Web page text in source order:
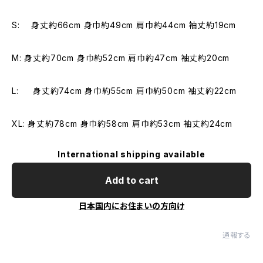
S: 身丈約66cm 身巾約49cm 肩巾約44cm 袖丈約19cm
M: 身丈約70cm 身巾約52cm 肩巾約47cm 袖丈約20cm
L: 身丈約74cm 身巾約55cm 肩巾約50cm 袖丈約22cm
XL: 身丈約78cm 身巾約58cm 肩巾約53cm 袖丈約24cm
International shipping available
Add to cart
日本国内にお住まいの方向け
通報する